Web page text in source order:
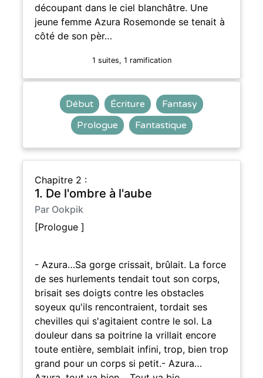
découpant dans le ciel blanchâtre. Une
jeune femme Azura Rosemonde se tenait à
côté de son pèr…
1 suites, 1 ramification
Début Écriture
Fantasy
Prologue
Fantastique
Chapitre 2 :
1. De l'ombre à l'aube
Par Ookpik
[Prologue ]
- Azura…Sa gorge crissait, brûlait. La force
de ses hurlements tendait tout son corps,
brisait ses doigts contre les obstacles
soyeux qu'ils rencontraient, tordait ses
chevilles qui s'agitaient contre le sol. La
douleur dans sa poitrine la vrillait encore
toute entière, semblait infini, trop, bien trop
grand pour un corps si petit.- Azura…